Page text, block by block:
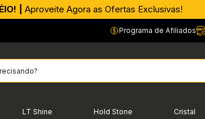
| Aproveite Agora as Ofertas Exclusivas!
Programa de Afiliados
LT Shine Hold Stone Cristal